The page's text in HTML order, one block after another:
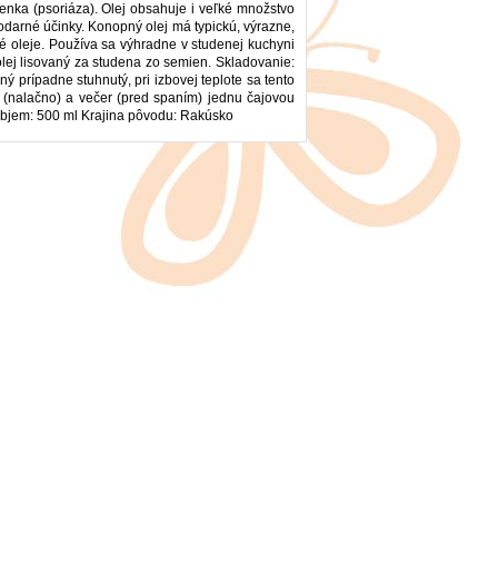
(psoriáza). Olej obsahuje i veľké množstvo
účinky. Konopný olej má typickú, výrazne,
oleje. Používa sa výhradne v studenej kuchyni
lisovaný za studena zo semien. Skladovanie:
prípadne stuhnutý, pri izbovej teplote sa tento
a večer (pred spaním) jednu čajovou
500 ml Krajina pôvodu: Rakúsko